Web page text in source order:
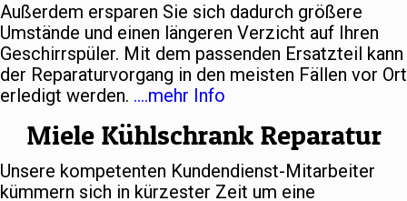
Außerdem ersparen Sie sich dadurch größere
Umstände und einen längeren Verzicht auf Ihren
Geschirrspüler. Mit dem passenden Ersatzteil kann
der Reparaturvorgang in den meisten Fällen vor Ort
erledigt werden. ….mehr Info
Miele Kühlschrank Reparatur
Unsere kompetenten Kundendienst-Mitarbeiter
kümmern sich in kürzester Zeit um eine